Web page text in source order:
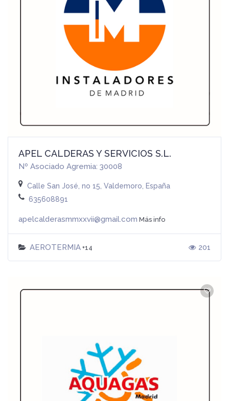
APEL CALDERAS Y SERVICIOS S.L.
Nº Asociado Agremia: 30008
Calle San José, no 15, Valdemoro, España
635608891
apelcalderasmmxxvii@gmail.com Más info
AEROTERMIA +14 201